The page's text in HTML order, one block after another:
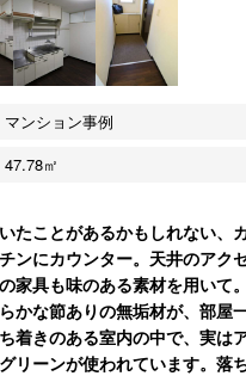
マンション事例
47.78㎡
たことがあるかもしれない、
ンにカウンター。天井のアク
家具も味のある素材を用いて
かな節ありの無垢材が、部屋
着きのある室内の中で、実は
リーンが使われています。落